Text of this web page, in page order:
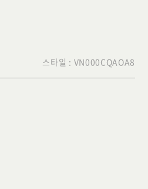
스타일 : VN000CQAOA8